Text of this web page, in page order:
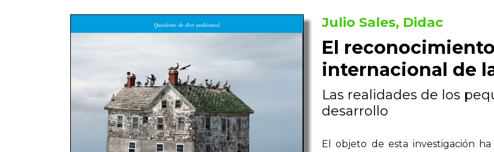
Julio Sales, Didac
El
internacional de
Las realidades de los
desarrollo
El objeto de esta investigación